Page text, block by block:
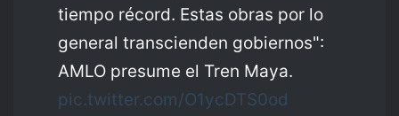
tiempo récord. Estas obras por lo
general transcienden gobiernos":
AMLO presume el Tren Maya.
pic.twitter.com/O1ycDTS0od